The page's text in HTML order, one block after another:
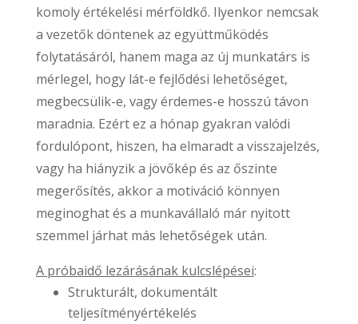
komoly értékelési mérföldkő. Ilyenkor nemcsak
a vezetők döntenek az együttműködés
folytatásáról, hanem maga az új munkatárs is
mérlegel, hogy lát-e fejlődési lehetőséget,
megbecsülik-e, vagy érdemes-e hosszú távon
maradnia. Ezért ez a hónap gyakran valódi
fordulópont, hiszen, ha elmaradt a visszajelzés,
vagy ha hiányzik a jövőkép és az őszinte
megerősítés, akkor a motiváció könnyen
meginoghat és a munkavállaló már nyitott
szemmel járhat más lehetőségek után.
A próbaidő lezárásának kulcslépései:
Strukturált, dokumentált
teljesítményértékelés